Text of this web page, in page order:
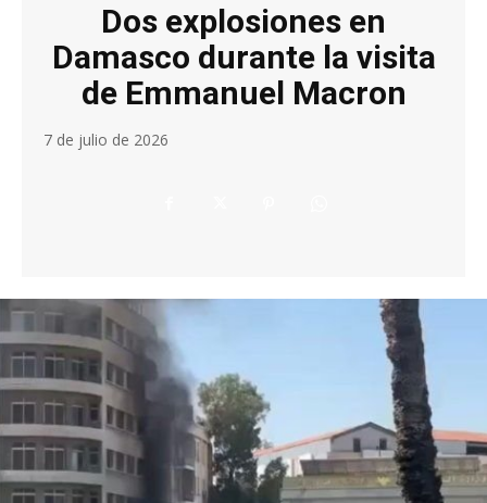
Dos explosiones en
Damasco durante la visita
de Emmanuel Macron
7 de julio de 2026